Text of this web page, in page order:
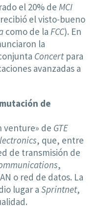
el 20% de MCI
el visto-bueno
como de la FCC). En
la
Concertpara
avanzadas a
de
venture» de GTE
, que, entre
de transmisión de
,
o red de datos. La
lugar a Sprintnet,